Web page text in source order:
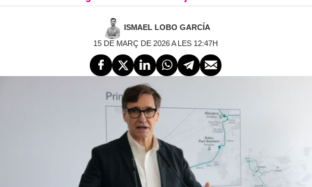
ISMAEL LOBO GARCÍA
15 DE MARÇ DE 2026 A LES 12:47H